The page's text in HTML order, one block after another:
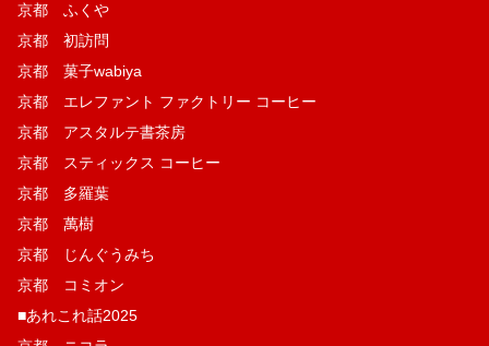
京都 ふくや
京都 初訪問
京都 菓子wabiya
京都 エレファント ファクトリー コーヒー
京都 アスタルテ書茶房
京都 スティックス コーヒー
京都 多羅葉
京都 萬樹
京都 じんぐうみち
京都 コミオン
■あれこれ話2025